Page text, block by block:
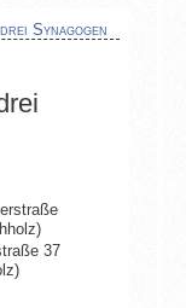
Synagogen
37